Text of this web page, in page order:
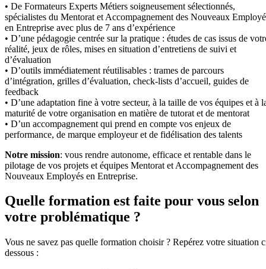
• De Formateurs Experts Métiers soigneusement sélectionnés,
spécialistes du Mentorat et Accompagnement des Nouveaux
en Entreprise avec plus de 7 ans d’expérience
• D’une pédagogie centrée sur la pratique : études de cas issus de
réalité, jeux de rôles, mises en situation d’entretiens de suivi et
d’évaluation
• D’outils immédiatement réutilisables : trames de parcours
d’intégration, grilles d’évaluation, check-lists d’accueil, guides de
feedback
• D’une adaptation fine à votre secteur, à la taille de vos équipes et à
maturité de votre organisation en matière de tutorat et de mentorat
• D’un accompagnement qui prend en compte vos enjeux de
performance, de marque employeur et de fidélisation des talents
Notre mission: vous rendre autonome, efficace et rentable dans le
pilotage de vos projets et équipes Mentorat et Accompagnement des
Nouveaux Employés en Entreprise.
Quelle formation est faite pour vous selon
votre problématique ?
Vous ne savez pas quelle formation choisir ? Repérez votre situation
dessous :